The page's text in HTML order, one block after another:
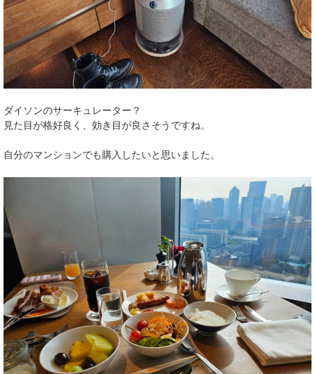
ダイソンのサーキュレーター？
見た目が格好良く、効き目が良さそうですね。
自分のマンションでも購入したいと思いました。